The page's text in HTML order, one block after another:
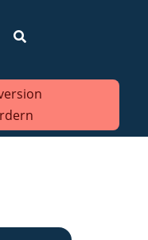
